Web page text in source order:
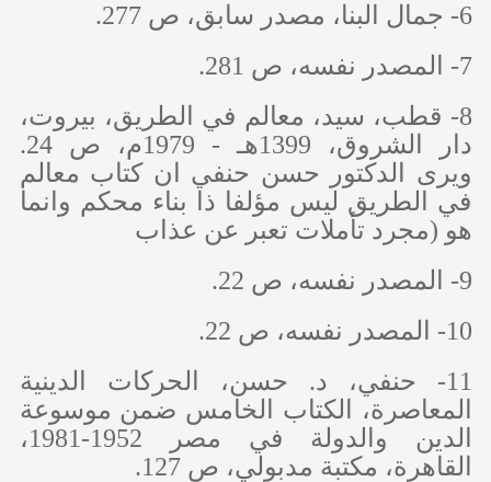
6- جمال البنا، مصدر سابق، ص 277.
7- المصدر نفسه، ص 281.
8- قطب، سيد، معالم في الطريق، بيروت،
دار الشروق، 1399هـ - 1979م، ص 24.
ويرى الدكتور حسن حنفي ان كتاب معالم
في الطريق ليس مؤلفا ذا بناء محكم وانما
هو (مجرد تأملات تعبر عن عذاب
9- المصدر نفسه، ص 22.
10- المصدر نفسه، ص 22.
11- حنفي، د. حسن، الحركات الدينية
المعاصرة، الكتاب الخامس ضمن موسوعة
الدين والدولة في مصر 1952-1981،
القاهرة، مكتبة مدبولي، ص 127.